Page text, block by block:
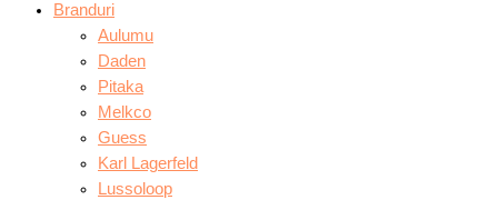
Branduri
Aulumu
Daden
Pitaka
Melkco
Guess
Karl Lagerfeld
Lussoloop